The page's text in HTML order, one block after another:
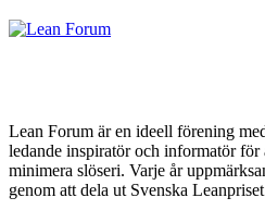
Lean Forum är en ideell förening
ledande inspiratör och informatör för
minimera slöseri. Varje år
genom att dela ut Svenska